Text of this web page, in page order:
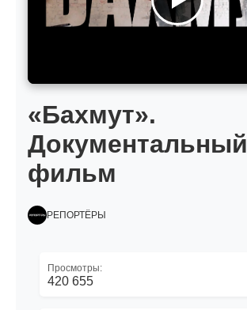
«Бахмут».
Документальный
фильм
РЕПОРТЁРЫ
Просмотры:
420 655